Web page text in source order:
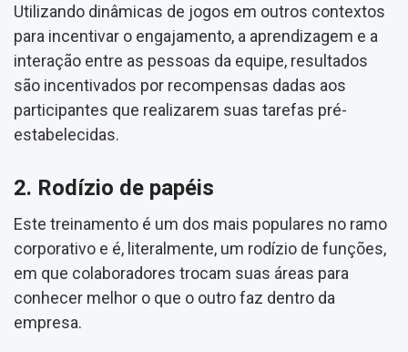
Utilizando dinâmicas de jogos em outros contextos
para incentivar o engajamento, a aprendizagem e a
interação entre as pessoas da equipe, resultados
são incentivados por recompensas dadas aos
participantes que realizarem suas tarefas pré-
estabelecidas.
2. Rodízio de papéis
Este treinamento é um dos mais populares no ramo
corporativo e é, literalmente, um rodízio de funções,
em que colaboradores trocam suas áreas para
conhecer melhor o que o outro faz dentro da
empresa.